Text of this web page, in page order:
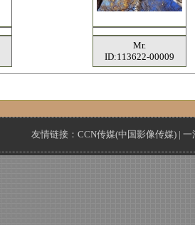
Mr.
ID:113622-00009
友情链接： CCN传媒(中国影像传媒) | 一